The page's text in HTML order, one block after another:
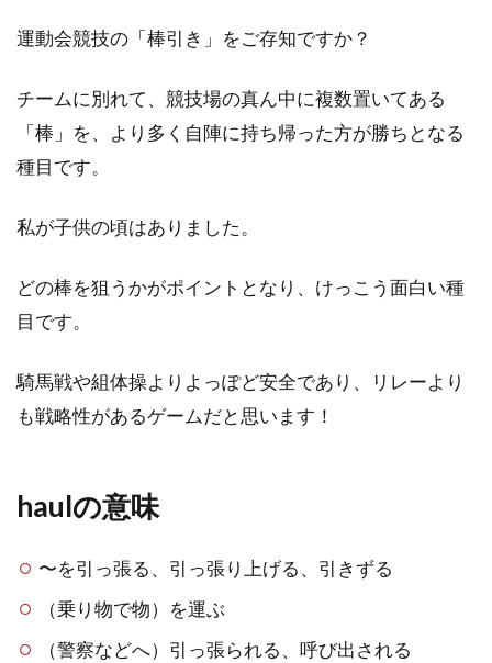
運動会競技の「棒引き」をご存知ですか？
チームに別れて、競技場の真ん中に複数置いてある
「棒」を、より多く自陣に持ち帰った方が勝ちとなる
種目です。
私が子供の頃はありました。
どの棒を狙うかがポイントとなり、けっこう面白い種
目です。
騎馬戦や組体操よりよっぽど安全であり、リレーより
も戦略性があるゲームだと思います！
haulの意味
〜を引っ張る、引っ張り上げる、引きずる
（乗り物で物）を運ぶ
（警察などへ）引っ張られる、呼び出される